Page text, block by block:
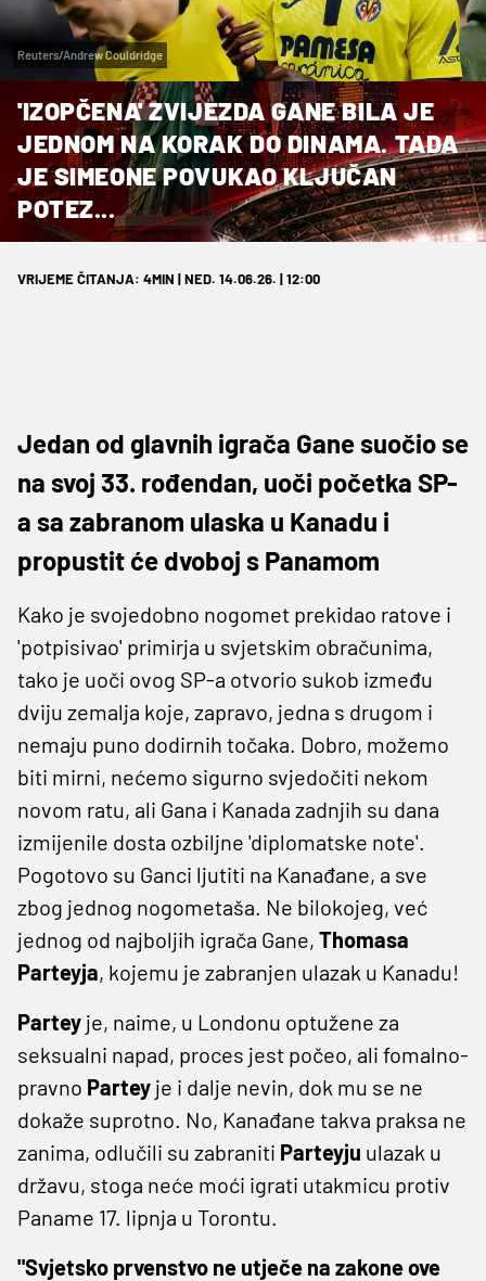
Reuters/Andrew Couldridge
'IZOPČENA' ZVIJEZDA GANE BILA JE
JEDNOM NA KORAK DO DINAMA. TADA
JE SIMEONE POVUKAO KLJUČAN
POTEZ...
VRIJEME ČITANJA: 4MIN | NED. 14.06.26. | 12:00
Jedan od glavnih igrača Gane suočio se
na svoj 33. rođendan, uoči početka SP-
a sa zabranom ulaska u Kanadu i
propustit će dvoboj s Panamom
Kako je svojedobno nogomet prekidao ratove i
'potpisivao' primirja u svjetskim obračunima,
tako je uoči ovog SP-a otvorio sukob između
dviju zemalja koje, zapravo, jedna s drugom i
nemaju puno dodirnih točaka. Dobro, možemo
biti mirni, nećemo sigurno svjedočiti nekom
novom ratu, ali Gana i Kanada zadnjih su dana
izmijenile dosta ozbiljne 'diplomatske note'.
Pogotovo su Ganci ljutiti na Kanađane, a sve
zbog jednog nogometaša. Ne bilokojeg, već
jednog od najboljih igrača Gane, Thomasa
Parteyja, kojemu je zabranjen ulazak u Kanadu!
Partey je, naime, u Londonu optužene za
seksualni napad, proces jest počeo, ali fomalno-
pravno Partey je i dalje nevin, dok mu se ne
dokaže suprotno. No, Kanađane takva praksa ne
zanima, odlučili su zabraniti Parteyju ulazak u
državu, stoga neće moći igrati utakmicu protiv
Paname 17. lipnja u Torontu.
"Svjetsko prvenstvo ne utječe na zakone ove